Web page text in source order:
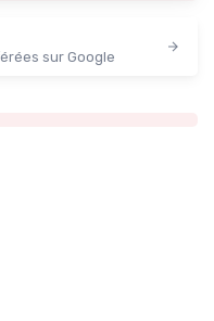
sur Google